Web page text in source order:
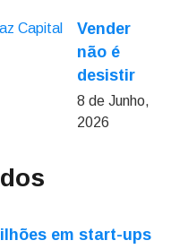
Vender
não é
desistir
8 de Junho,
2026
em start-ups